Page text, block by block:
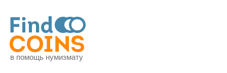
в помощь нумизмату